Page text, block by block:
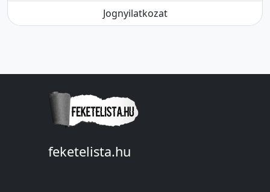
Jognyilatkozat
feketelista.hu